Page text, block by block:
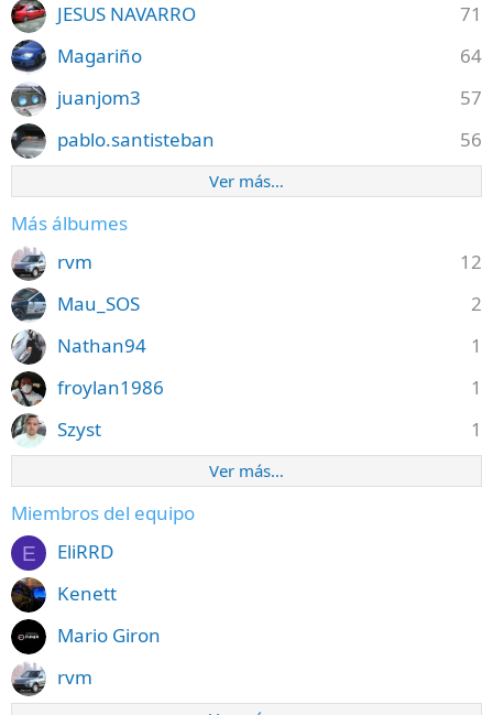
71
JESUS NAVARRO
64
Magariño
57
juanjom3
56
pablo.santisteban
Ver más…
Más álbumes
12
rvm
2
Mau_SOS
1
Nathan94
1
froylan1986
1
Szyst
Ver más…
Miembros del equipo
E
EliRRD
Kenett
Mario Giron
rvm